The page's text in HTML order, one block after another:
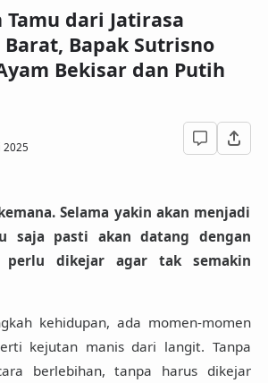
Tamu dari Jatirasa
Barat, Bapak Sutrisno
Bekisar dan Putih
2025
Selama yakin akan menjadi
saja pasti akan datang dengan
perlu dikejar agar tak semakin
kehidupan, ada momen-momen
kejutan manis dari langit. Tanpa
berlebihan, tanpa harus dikejar